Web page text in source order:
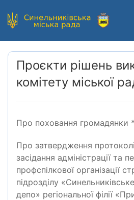
Проєкти рішень
комітету міської
Про поховання громадянки *
Про затвердження
засідання адміністрації та
профспілкової організації
підрозділу
депо» регіональної філії